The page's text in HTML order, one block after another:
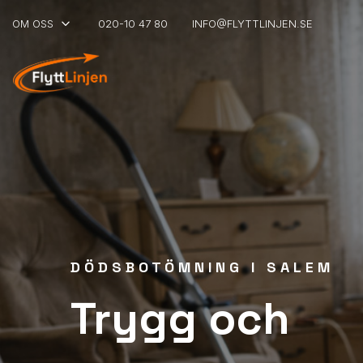
OM OSS keyboard_arrow_down 020-10 47 80 INFO@FLYTTLINJEN.SE
DÖDSBOTÖMNING I SALEM
Trygg och